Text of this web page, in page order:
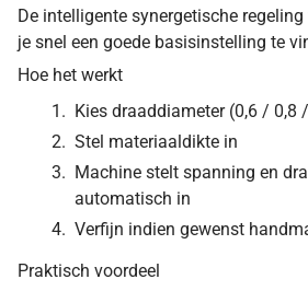
De intelligente synergetische
je snel een goede basisinstelling te
Hoe het werkt
Kies draaddiameter (0,6 / 0,8
Stel materiaaldikte in
Machine stelt spanning en
automatisch in
Verfijn indien gewenst
Praktisch voordeel